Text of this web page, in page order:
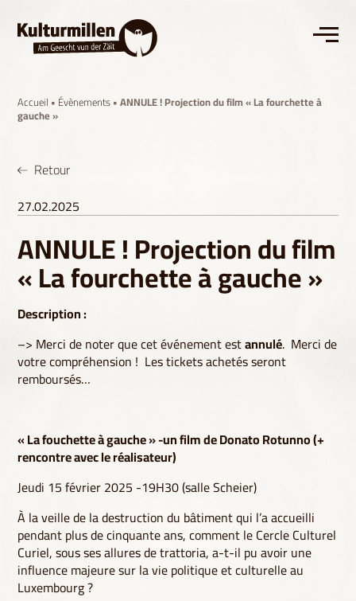
Accueil • Évènements• ANNULE ! Projection du film « La fourchette à
gauche »
Retour
27.02.2025
ANNULE ! Projection du film
« La fourchette à gauche »
Description :
–> Merci de noter que cet événement estannulé. Merci de
votre compréhension ! Les tickets achetés seront
remboursés…
« La fouchette à gauche » -un film de Donato Rotunno (+
rencontre avec le réalisateur)
Jeudi 15 février 2025 -19H30 (salle Scheier)
À la veille de la destruction du bâtiment qui l’a accueilli
pendant plus de cinquante ans, comment le Cercle Culturel
Curiel, sous ses allures de trattoria, a-t-il pu avoir une
influence majeure sur la vie politique et culturelle au
Luxembourg ?